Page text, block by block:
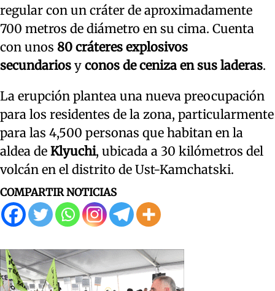
regular con un cráter de aproximadamente
700 metros de diámetro en su cima. Cuenta
con unos 80 cráteres explosivos
secundarios y conos de ceniza en sus laderas.
La erupción plantea una nueva preocupación
para los residentes de la zona, particularmente
para las 4,500 personas que habitan en la
aldea de Klyuchi, ubicada a 30 kilómetros del
volcán en el distrito de Ust-Kamchatski.
COMPARTIR NOTICIAS